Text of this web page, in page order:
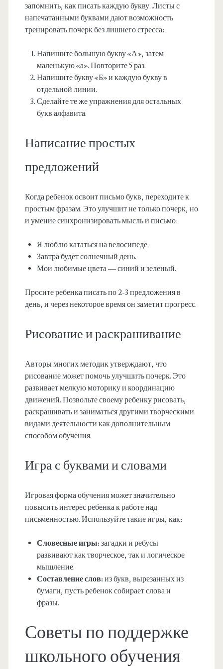
запомнить, как писать каждую букву. Листы с
напечатанными буквами дают возможность
тренировать почерк без лишнего стресса:
Напишите большую букву «А», затем
маленькую «а». Повторите 5 раз.
Напишите букву «Б» и каждую букву в
отдельной линии.
Сделайте те же упражнения для остальных
букв алфавита.
Написание простых
предложений
Когда ребенок освоит письмо букв, переходите к
простым фразам. Это улучшит не только почерк, но
и умение синхронизировать мысль и письмо:
Я люблю кататься на велосипеде.
Завтра будет солнечный день.
Мои любимые цвета — синий и зеленый.
Просите ребенка писать по 2-3 предложения в
день, и через некоторое время он заметит прогресс.
Рисование и раскрашивание
Авторы многих методик утверждают, что
рисование может помочь улучшить почерк. Это
развивает мелкую моторику и координацию
движений. Позвольте своему ребенку рисовать,
раскрашивать и заниматься другими творческими
видами деятельности как дополнительным
способом обучения.
Игра с буквами и словами
Игровая форма обучения может значительно
повысить интерес ребенка к работе над
письменностью. Используйте такие игры, как:
Словесные игры: загадки и ребусы
развивают как творческое, так и логическое
мышление.
Составление слов: из букв, вырезанных из
бумаги, пусть ребенок собирает слова и
фразы.
Советы по поддержке
школьного обучения